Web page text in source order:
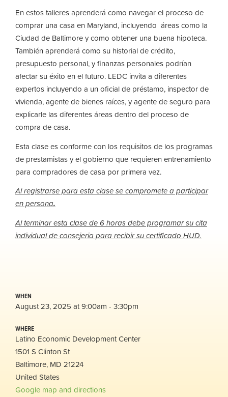
En estos talleres aprenderá como navegar el proceso de
comprar una casa en Maryland, incluyendo áreas como la
Ciudad de Baltimore y como obtener una buena hipoteca.
También aprenderá como su historial de crédito,
presupuesto personal, y finanzas personales podrían
afectar su éxito en el futuro. LEDC invita a diferentes
expertos incluyendo a un oficial de préstamo, inspector de
vivienda, agente de bienes raíces, y agente de seguro para
explicarle las diferentes áreas dentro del proceso de
compra de casa.
Esta clase es conforme con los requisitos de los programas
de prestamistas y el gobierno que requieren entrenamiento
para compradores de casa por primera vez.
Al registrarse para esta clase se compromete a participar
en persona.
Al terminar esta clase de 6 horas debe programar su cita
individual de consejeria para recibir su certificado HUD.
WHEN
August 23, 2025 at 9:00am - 3:30pm
WHERE
Latino Economic Development Center
1501 S Clinton St
Baltimore, MD 21224
United States
Google map and directions